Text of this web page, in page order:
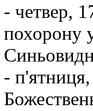
- четвер,
похорону
-